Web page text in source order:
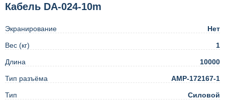
Кабель DA-024-10m
Экранирование Нет
Вес (кг) 1
Длина 10000
Тип разъёма AMP-172167-1
Тип Силовой